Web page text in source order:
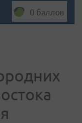
0 баллов